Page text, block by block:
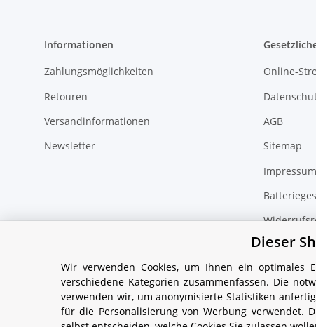
Informationen
Zahlungsmöglichkeiten
Retouren
Versandinformationen
Newsletter
Online-
AGB
Sitemap
Impressum
* Alle Preise inkl. gesetzlicher USt., zzgl. Versand
Dieser
Wir verwenden Cookies, um Ihnen ein optimales
verschiedene Kategorien zusammenfassen. Die
verwenden wir, um anonymisierte Statistiken
für die Personalisierung von Werbung verwendet.